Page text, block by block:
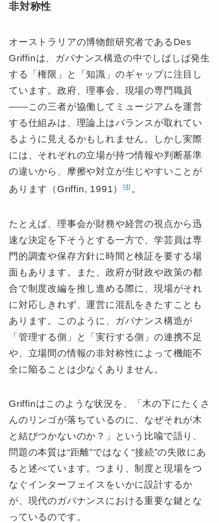
非対称性
オーストラリアの博物館研究者であるDes
Griffinは、ガバナンス構造の中でしばしば発生
する「権限」と「知識」のギャップに注目し
ています。政府、理事会、現場の専門職員
――この三者が協働してミュージアムを運営
する仕組みは、理論上はバランスが取れてい
るように見えるかもしれません。しかし実際
には、それぞれの立場が持つ情報や判断基準
の違いから、摩擦や対立が生じやすいことが
あります（Griffin, 1991）
4 。
たとえば、理事会が財務や経営の視点から迅
速な決定を下そうとする一方で、学芸員は専
門的調査や保存方針に時間と検証を要する場
面もあります。また、政府が財政や政策の都
合で制度改編を推し進める際に、現場がそれ
に対応しきれず、運営に混乱をきたすことも
あります。このように、ガバナンス構造が
「管理する側」と「実行する側」の連携不足
や、立場間の情報の非対称性によって機能不
全に陥ることは少なくありません。
Griffinはこのような状況を、「木の下にたくさ
んのリンゴが落ちているのに、なぜそれが木
と結びつかないのか？」という比喩で語り、
問題の本質は“距離”ではなく“接続”の失敗にあ
ると述べています。つまり、制度と現場をつ
なぐインターフェイスをいかに設計するか
が、現代のガバナンスにおける重要な鍵とな
っているのです。